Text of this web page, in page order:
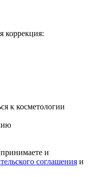
коррекция:
к косметологии
и
соглашения и